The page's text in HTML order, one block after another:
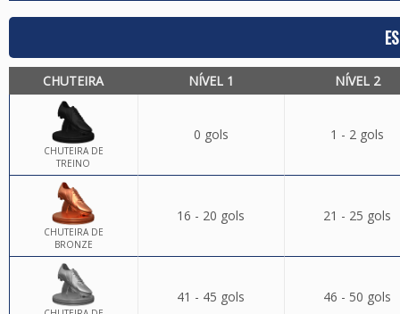
CHUTEIRA NÍVEL 1 NÍVEL 2
CHUTEIRA DE
TREINO
0 gols 1 - 2 gols
CHUTEIRA DE
BRONZE
16 - 20 gols 21 - 25 gols
41 - 45 gols 46 - 50 gols